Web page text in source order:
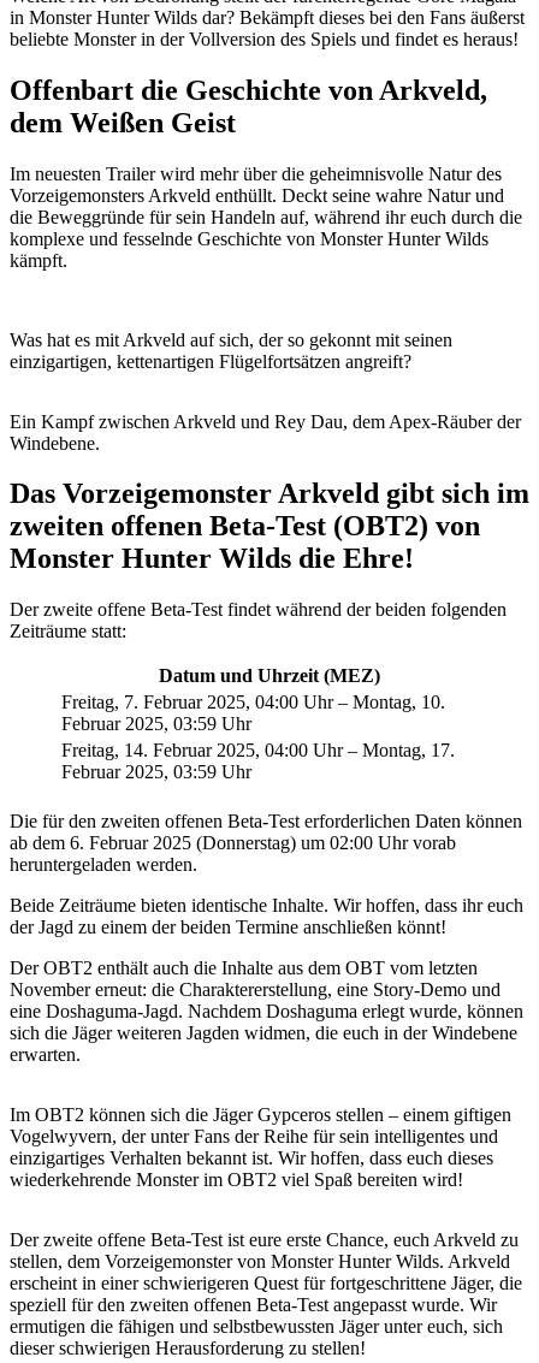
in Monster Hunter Wilds dar? Bekämpft dieses bei den Fans äußerst
beliebte Monster in der Vollversion des Spiels und findet es heraus!
Offenbart die Geschichte von Arkveld,
dem Weißen Geist
Im neuesten Trailer wird mehr über die geheimnisvolle Natur des
Vorzeigemonsters Arkveld enthüllt. Deckt seine wahre Natur und
die Beweggründe für sein Handeln auf, während ihr euch durch die
komplexe und fesselnde Geschichte von Monster Hunter Wilds
kämpft.
Was hat es mit Arkveld auf sich, der so gekonnt mit seinen
einzigartigen, kettenartigen Flügelfortsätzen angreift?
Ein Kampf zwischen Arkveld und Rey Dau, dem Apex-Räuber der
Windebene.
Das Vorzeigemonster Arkveld gibt sich im
zweiten offenen Beta-Test (OBT2) von
Monster Hunter Wilds die Ehre!
Der zweite offene Beta-Test findet während der beiden folgenden
Zeiträume statt:
Datum und Uhrzeit (MEZ)
Freitag, 7. Februar 2025, 04:00 Uhr – Montag, 10.
Februar 2025, 03:59 Uhr
Freitag, 14. Februar 2025, 04:00 Uhr – Montag, 17.
Februar 2025, 03:59 Uhr
Die für den zweiten offenen Beta-Test erforderlichen Daten können
ab dem 6. Februar 2025 (Donnerstag) um 02:00 Uhr vorab
heruntergeladen werden.
Beide Zeiträume bieten identische Inhalte. Wir hoffen, dass ihr euch
der Jagd zu einem der beiden Termine anschließen könnt!
Der OBT2 enthält auch die Inhalte aus dem OBT vom letzten
November erneut: die Charaktererstellung, eine Story-Demo und
eine Doshaguma-Jagd. Nachdem Doshaguma erlegt wurde, können
sich die Jäger weiteren Jagden widmen, die euch in der Windebene
erwarten.
Im OBT2 können sich die Jäger Gypceros stellen – einem giftigen
Vogelwyvern, der unter Fans der Reihe für sein intelligentes und
einzigartiges Verhalten bekannt ist. Wir hoffen, dass euch dieses
wiederkehrende Monster im OBT2 viel Spaß bereiten wird!
Der zweite offene Beta-Test ist eure erste Chance, euch Arkveld zu
stellen, dem Vorzeigemonster von Monster Hunter Wilds. Arkveld
erscheint in einer schwierigeren Quest für fortgeschrittene Jäger, die
speziell für den zweiten offenen Beta-Test angepasst wurde. Wir
ermutigen die fähigen und selbstbewussten Jäger unter euch, sich
dieser schwierigen Herausforderung zu stellen!